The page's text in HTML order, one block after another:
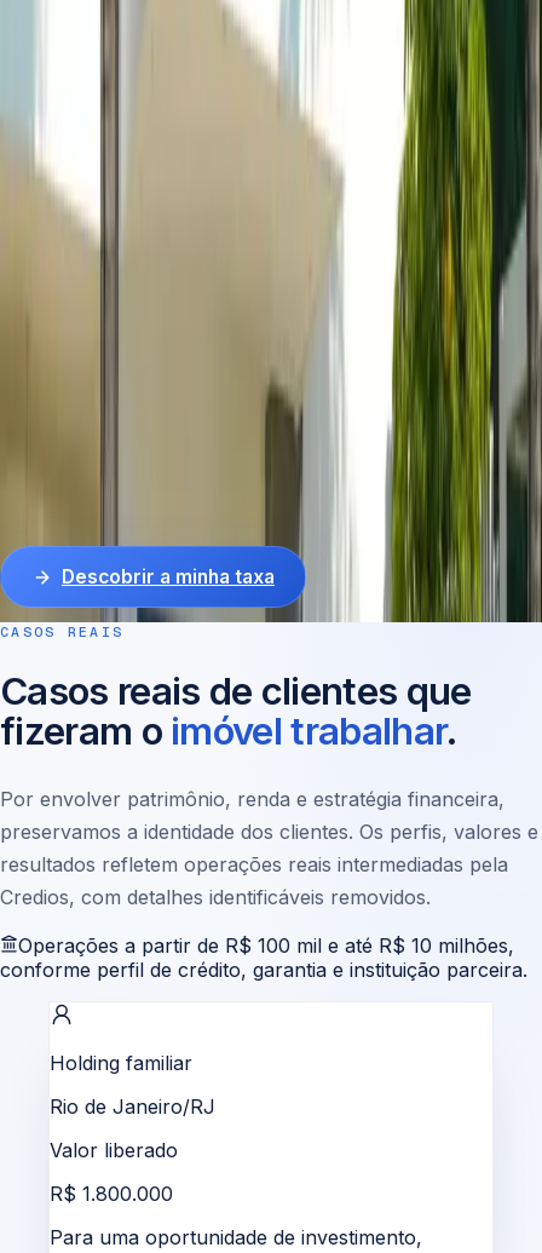
a.m. + IPCA
de economia num crédito de R$ 1,5 mi por 20 anos.
Parcela de R$ 28,5 mil → R$ 20,3 mil por mês.
Os R$ 800 mil que faltavam
Sozinho, nos bancos onde já era cliente, conseguiu só R$
1,2 mi. Levamos o caso à instituição certa e ele saiu com o
, a uma taxa abaixo da média.
Casos reais, anonimizados para preservar a privacidade. O
resultado varia conforme perfil, imóvel e instituição.
Descobrir a minha taxa
CASOS REAIS
Casos reais de clientes que
fizeram o imóvel trabalhar.
Por envolver patrimônio, renda e estratégia financeira,
preservamos a identidade dos clientes. Os perfis, valores e
resultados refletem operações reais intermediadas pela
Credios, com detalhes identificáveis removidos.
Operações a partir de R$ 100 mil e até R$ 10 milhões,
conforme perfil de crédito, garantia e instituição parceira.
Holding familiar
Rio de Janeiro/RJ
Valor liberado
R$ 1.800.000
Para uma oportunidade de investimento,